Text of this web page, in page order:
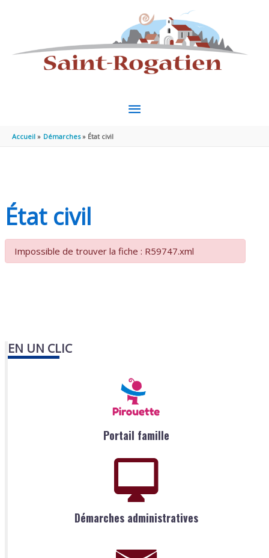
MENU
Accueil Démarches État civil
État civil
Impossible de trouver la fiche : R59747.xml
EN UN CLIC
Portail famille
Démarches administratives